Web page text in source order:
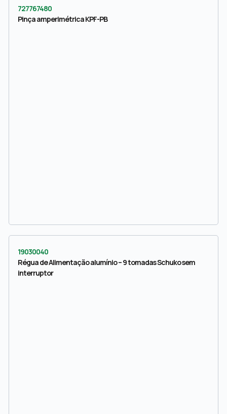
727767480
Pinça amperimétrica KPF-PB
19030040
Régua de Alimentação alumínio – 9 tomadas Schuko sem
interruptor